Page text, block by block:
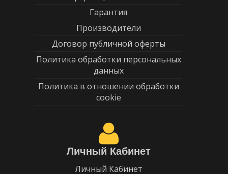
Гарантия
Производители
Договор публичной оферты
Политика обработки персональных
данных
Политика в отношении обработки
cookie
Личный Кабинет
Личный Кабинет